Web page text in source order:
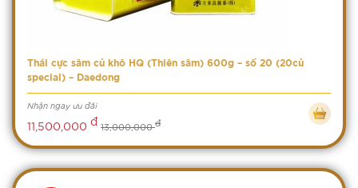
Thái cực sâm củ khô HQ (Thiên sâm) 600g – số 20 (20củ
special) – Daedong
Nhận ngay ưu đãi
11,500,000 đ 13,000,000đ